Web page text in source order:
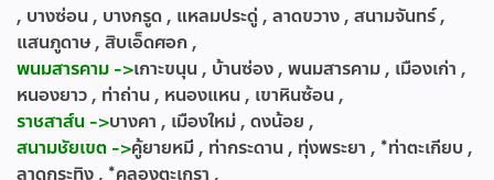
, บางซ่อน , บางกรูด , แหลมประดู่ , ลาดขวาง , สนามจันทร์ ,
แสนภูดาษ , สิบเอ็ดศอก ,
พนมสารคาม ->เกาะขนุน , บ้านซ่อง , พนมสารคาม , เมืองเก่า ,
หนองยาว , ท่าถ่าน , หนองแหน , เขาหินซ้อน ,
ราชสาส์น ->บางคา , เมืองใหม่ , ดงน้อย ,
สนามชัยเขต ->คู้ยายหมี , ท่ากระดาน , ทุ่งพระยา , *ท่าตะเกียบ ,
ลาดกระทิง , *คลองตะเกรา ,